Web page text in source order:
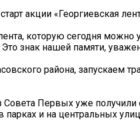
акции «Георгиевская
которую сегодня можно
знак нашей памяти,
района, запускаем
Совета Первых уже
парках и на центральных